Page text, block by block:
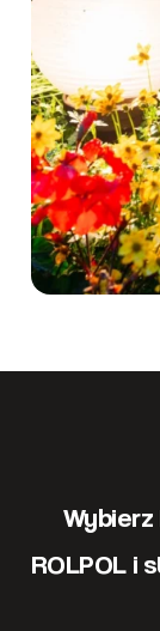
ROLPOL i